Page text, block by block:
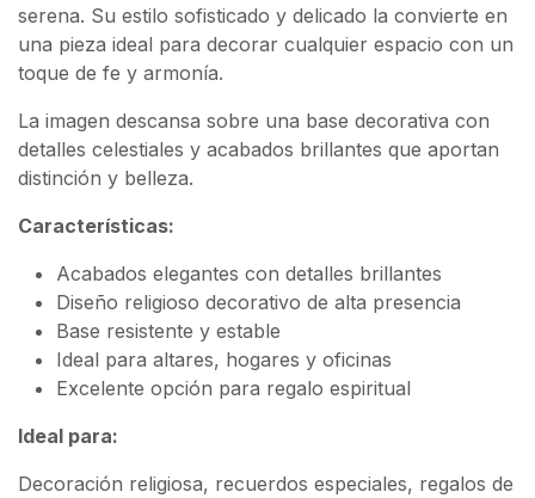
serena. Su estilo sofisticado y delicado la convierte en
una pieza ideal para decorar cualquier espacio con un
toque de fe y armonía.
La imagen descansa sobre una base decorativa con
detalles celestiales y acabados brillantes que aportan
distinción y belleza.
Características:
Acabados elegantes con detalles brillantes
Diseño religioso decorativo de alta presencia
Base resistente y estable
Ideal para altares, hogares y oficinas
Excelente opción para regalo espiritual
Ideal para:
Decoración religiosa, recuerdos especiales, regalos de